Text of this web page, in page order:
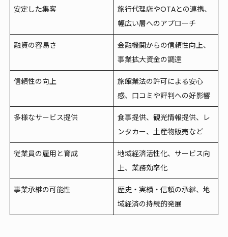
安定した集客
旅行代理店やOTAとの連携、
幅広い層へのアプローチ
融資の容易さ
金融機関からの信頼性向上、
事業拡大資金の調達
信頼性の向上
旅館業法の許可による安心
感、口コミや評判への好影響
多様なサービス提供
食事提供、観光情報提供、レ
ンタカー、土産物販売など
従業員の雇用と育成
地域経済活性化、サービス向
上、業務効率化
事業承継の可能性
歴史・実績・信頼の承継、地
域経済の持続的発展